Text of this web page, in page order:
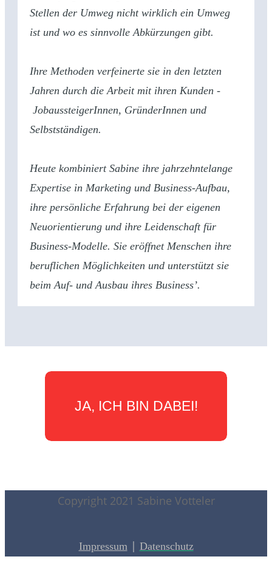
Stellen der Umweg nicht wirklich ein Umweg
ist und wo es sinnvolle Abkürzungen gibt.
Ihre Methoden verfeinerte sie in den letzten
Jahren durch die Arbeit mit ihren Kunden -
JobaussteigerInnen, GründerInnen und
Selbstständigen.
Heute kombiniert Sabine ihre jahrzehntelange
Expertise in Marketing und Business-Aufbau,
ihre persönliche Erfahrung bei der eigenen
Neuorientierung und ihre Leidenschaft für
Business-Modelle. Sie eröffnet Menschen ihre
beruflichen Möglichkeiten und unterstützt sie
beim Auf- und Ausbau ihres Business’.
JA, ICH BIN DABEI!
Copyright 2021 Sabine Votteler
Impressum | Datenschutz